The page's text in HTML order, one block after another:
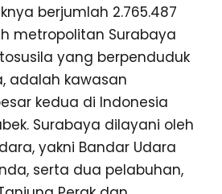
berjumlah 2.765.487
metropolitan Surabaya
yang berpenduduk
adalah kawasan
kedua di Indonesia
Surabaya dilayani oleh
yakni Bandar Udara
serta dua pelabuhan,